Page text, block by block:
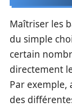
Maîtriser les
du simple
certain
directement
Par
des